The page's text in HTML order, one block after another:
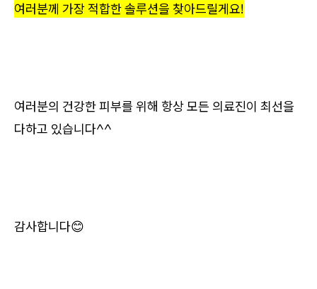
여러분께 가장 적합한 솔루션을 찾아드릴게요!
여러분의 건강한 피부를 위해 항상 모든 의료진이 최선을
다하고 있습니다^^
감사합니다😊